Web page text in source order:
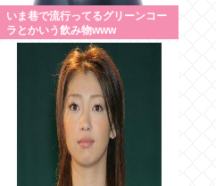
いま巷で流行ってるグリーンコー
ラとかいう飲み物www